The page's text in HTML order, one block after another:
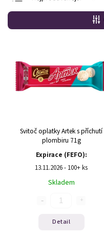
Nejlevnější
Nejdražší
Svitoč oplatky Artek s příchutí
plombiru 71g
Expirace (FEFO):
13.11.2026 - 100+ ks
Skladem
Detail